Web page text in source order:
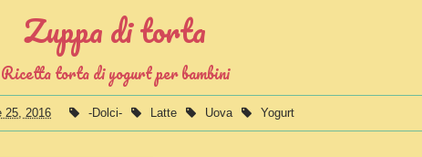
Zuppa di torta
Ricetta torta di yogurt per bambini
25, 2016 -Dolci- Latte Uova Yogurt